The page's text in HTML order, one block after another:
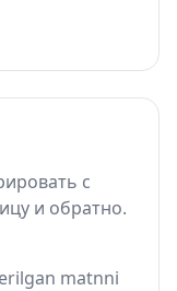
с
и обратно.
matnni